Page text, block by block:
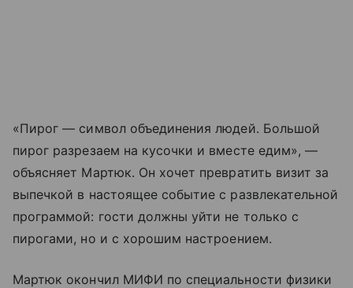
«Пирог — символ объединения людей. Большой
пирог разрезаем на кусочки и вместе едим», —
объясняет Мартюк. Он хочет превратить визит за
выпечкой в настоящее событие с развлекательной
программой: гости должны уйти не только с
пирогами, но и с хорошим настроением.
Мартюк окончил МИФИ по специальности физики